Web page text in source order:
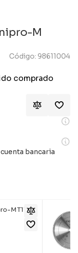
M
Código: 98611004
comprado
bancaria
M T111C